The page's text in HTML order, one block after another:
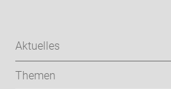
Aktuelles
Themen